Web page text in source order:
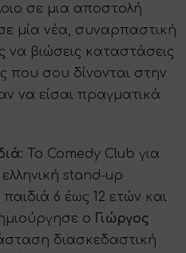
σε μια αποστολή
μία νέα, συναρπαστική
βιώσεις καταστάσεις
που σου δίνονται στην
να είσαι πραγματικά
: Το Comedy Club για
stand-up
6 έως 12 ετών και
ο Γιώργος
διασκεδαστική